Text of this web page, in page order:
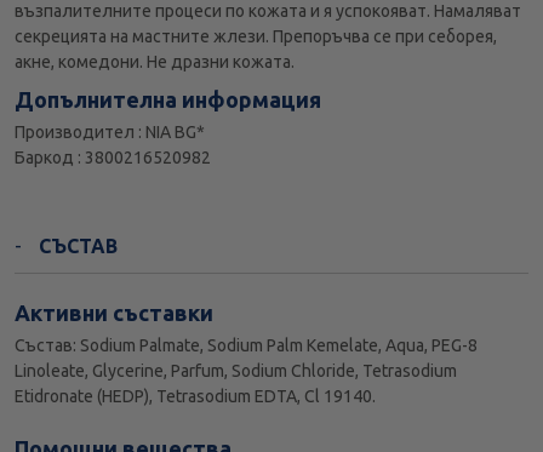
възпалителните процеси по кожата и я успокояват. Намаляват
секрецията на мастните жлези. Препоръчва се при себорея,
акне, комедони. Не дразни кожата.
Допълнителна информация
Производител : NIA BG*
Баркод : 3800216520982
СЪСТАВ
Активни съставки
Състав: Sodium Palmate, Sodium Palm Kemelate, Aqua, PEG-8
Linoleate, Glycerine, Parfum, Sodium Chloride, Tetrasodium
Etidronate (HEDP), Tetrasodium EDTA, Cl 19140.